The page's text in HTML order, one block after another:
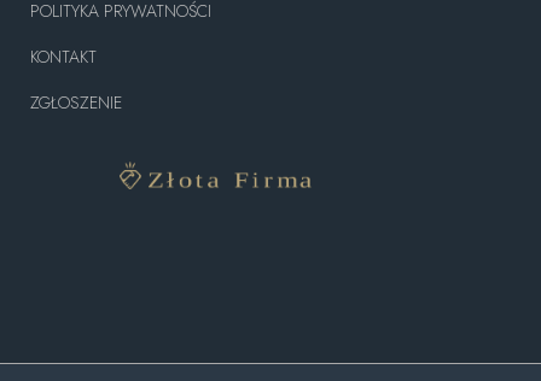
POLITYKA PRYWATNOŚCI
KONTAKT
ZGŁOSZENIE